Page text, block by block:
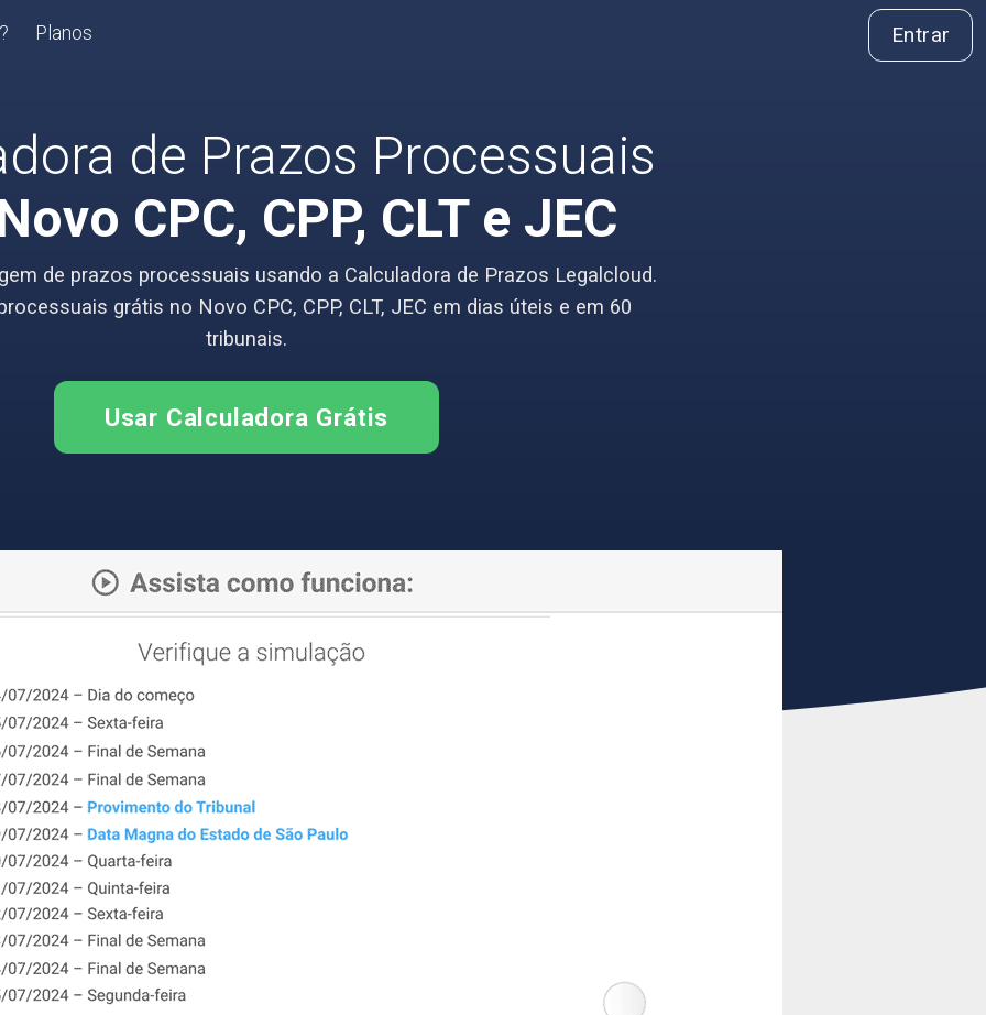
Planos Entrar
de Prazos Processuais
CPC, CPP, CLT e JEC
de prazos processuais usando a Calculadora de Prazos Legalcloud.
grátis no Novo CPC, CPP, CLT, JEC em dias úteis e em 60
tribunais.
Usar Calculadora Grátis